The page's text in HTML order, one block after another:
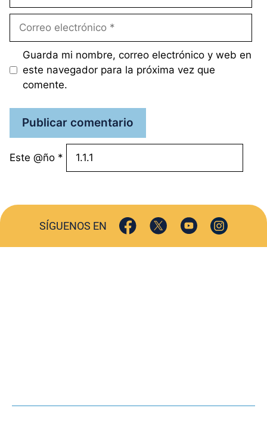
Correo
Guarda mi nombre, correo electrónico y web en
este navegador para la próxima vez que
comente.
Este @ño *
SÍGUENOS EN